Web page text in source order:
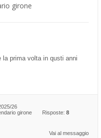
girone
prima volta in qusti anni
26
girone Risposte: 8
Vai al messaggio